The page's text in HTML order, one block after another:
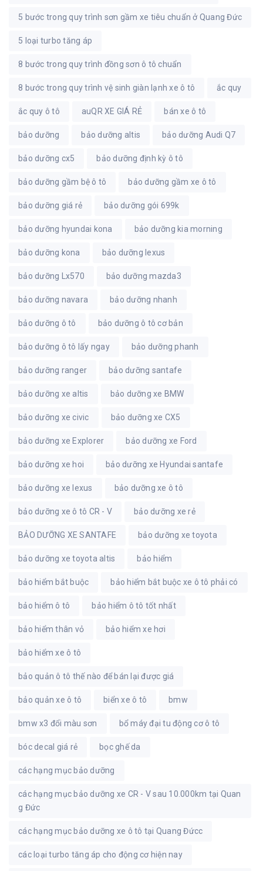
5 bước trong quy trình sơn gầm xe tiêu chuẩn ở Quang Đức
5 loại turbo tăng áp
8 bước trong quy trình đồng sơn ô tô chuẩn
8 bước trong quy trình vệ sinh giàn lạnh xe ô tô ắc quy
ắc quy ô tô auQR XE GIÁ RẺ bán xe ô tô
bảo dưỡng bảo dưỡng altis bảo dưỡng Audi Q7
bảo dưỡng cx5 bảo dưỡng định kỳ ô tô
bảo dưỡng gầm bệ ô tô bảo dưỡng gầm xe ô tô
bảo dưỡng giá rẻ bảo dưỡng gói 699k
bảo dưỡng hyundai kona bảo dưỡng kia morning
bảo dưỡng kona bảo dưỡng lexus
bảo dưỡng Lx570 bảo dưỡng mazda3
bảo dưỡng navara bảo dưỡng nhanh
bảo dưỡng ô tô bảo dưỡng ô tô cơ bản
bảo dưỡng ô tô lấy ngay bảo dưỡng phanh
bảo dưỡng ranger bảo dưỡng santafe
bảo dưỡng xe altis bảo dưỡng xe BMW
bảo dưỡng xe civic bảo dưỡng xe CX5
bảo dưỡng xe Explorer bảo dưỡng xe Ford
bảo dưỡng xe hoi bảo dưỡng xe Hyundai santafe
bảo dưỡng xe lexus bảo dưỡng xe ô tô
bảo dưỡng xe ô tô CR - V bảo dưỡng xe rẻ
BẢO DƯỠNG XE SANTAFE bảo dưỡng xe toyota
bảo dưỡng xe toyota altis bảo hiểm
bảo hiểm bắt buộc bảo hiểm bắt buộc xe ô tô phải có
bảo hiểm ô tô bảo hiểm ô tô tốt nhất
bảo hiểm thân vỏ bảo hiểm xe hơi
bảo hiểm xe ô tô
bảo quản ô tô thế nào để bán lại được giá
bảo quản xe ô tô biển xe ô tô bmw
bmw x3 đổi màu sơn bổ máy đại tu động cơ ô tô
bóc decal giá rẻ bọc ghế da
các hạng mục bảo dưỡng
các hạng mục bảo dưỡng xe CR - V sau 10.000km tại Quan
g Đức
các hạng mục bảo dưỡng xe ô tô tại Quang Đứcc
các loại turbo tăng áp cho động cơ hiện nay